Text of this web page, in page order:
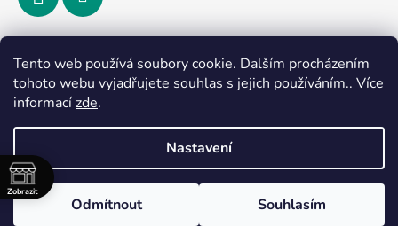
Tento web používá soubory cookie. Dalším procházením
tohoto webu vyjadřujete souhlas s jejich používáním.. Více
informacízde.
Nastavení
Odmítnout Souhlasím
Přijímáme online platby
Vytvořil Shoptet
Copyright 2026
. Všechna práva
Zobrazit